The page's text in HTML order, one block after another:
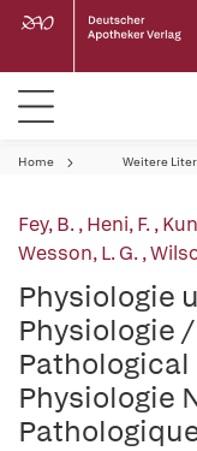
Home Weitere
Fey, B.,Heni, F.,
Wesson, L. G.,
Physiologie
Physiologie
Physiologie